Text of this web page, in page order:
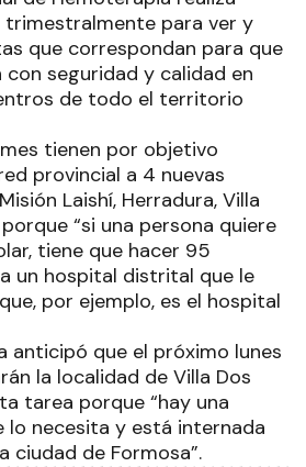
para ver y
que correspondan para que
con seguridad y calidad en
de todo el territorio
tienen por objetivo
provincial a 4 nuevas
Laishí, Herradura, Villa
“si una persona quiere
tiene que hacer 95
un hospital distrital que le
por ejemplo, es el hospital
anticipó que el próximo lunes
la localidad de Villa Dos
tarea porque “hay una
lo necesita y está internada
ciudad de Formosa”.